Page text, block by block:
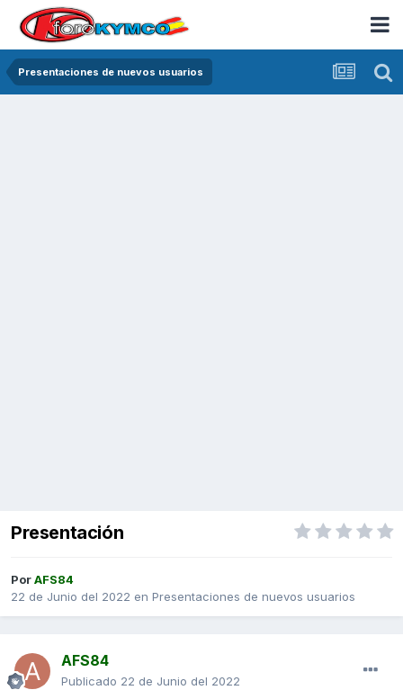
Presentaciones de nuevos usuarios
Presentación
PorAFS84
22 de Junio del 2022 en Presentaciones de nuevos usuarios
AFS84
Publicado 22 de Junio del 2022